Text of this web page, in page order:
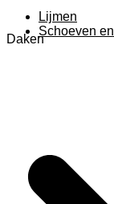
Lijmen
Schoeven
Daken